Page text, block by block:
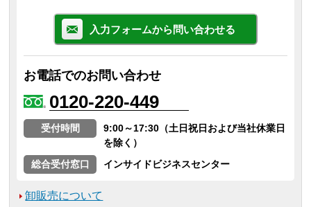
入力フォームから問い合わせる
お電話でのお問い合わせ
0120-220-449
受付時間
9:00～17:30（土日祝日および当社休業日
を除く）
総合受付窓口
インサイドビジネスセンター
卸販売について